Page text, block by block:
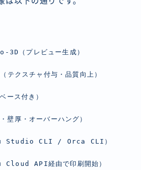
（プレビュー生成）
スチャ付与・品質向上）
ース付き）
壁厚・オーバーハング）
Studio CLI / Orca CLI）
Cloud API経由で印刷開始）